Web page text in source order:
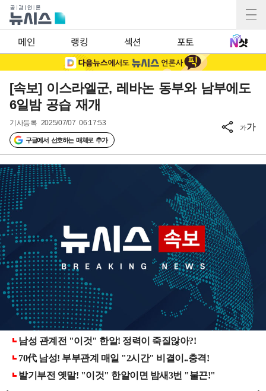
메인 랭킹 섹션 포토
[속보] 이스라엘군, 레바논 동부와 남부에도
6일밤 공습 재개
기사등록 2025/07/07 06:17:53
구글에서 선호하는 매체로 추가
가가